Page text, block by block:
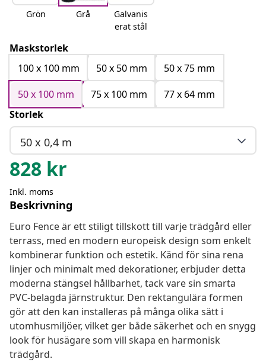
Grön Grå
Galvanis
erat stål
Maskstorlek
100 x 100 mm
50 x 50 mm
50 x 75 mm
50 x 100 mm
75 x 100 mm
77 x 64 mm
Storlek
50 x 0,4 m
828 kr
Inkl. moms
Beskrivning
Euro Fence är ett stiligt tillskott till varje trädgård eller
terrass, med en modern europeisk design som enkelt
kombinerar funktion och estetik. Känd för sina rena
linjer och minimalt med dekorationer, erbjuder detta
moderna stängsel hållbarhet, tack vare sin smarta
PVC-belagda järnstruktur. Den rektangulära formen
gör att den kan installeras på många olika sätt i
utomhusmiljöer, vilket ger både säkerhet och en snygg
look för husägare som vill skapa en harmonisk
trädgård.